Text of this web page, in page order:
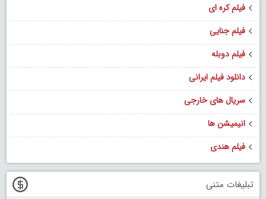
فیلم کره ای
فیلم جنایی
فیلم دوبله
دانلود فیلم ایرانی
سریال های خارجی
انیمیشن ها
فیلم هندی
تبلیغات متنی